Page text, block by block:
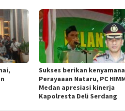
Sukses berikan
Perayaaan Nataru, PC
Medan apresiasi kinerja
Kapolresta Deli Serdang